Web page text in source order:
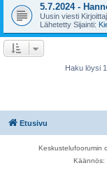
5.7.2024 -
Uusin viesti
Lähetetty Sijainti:
Haku löysi
Etusivu
Keskustelufoorumin
Käännös: